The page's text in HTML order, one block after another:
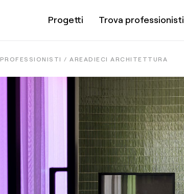
Progetti Trova professionisti
PROFESSIONISTI / AREADIECI ARCHITETTURA